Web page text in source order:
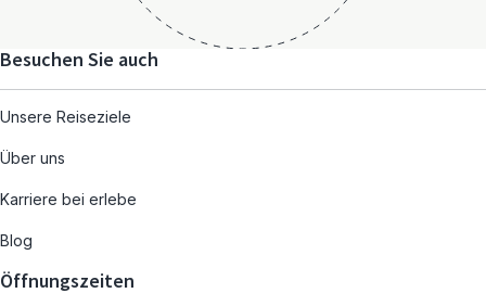
Besuchen Sie auch
Unsere Reiseziele
Über uns
Karriere bei erlebe
Blog
Öffnungszeiten